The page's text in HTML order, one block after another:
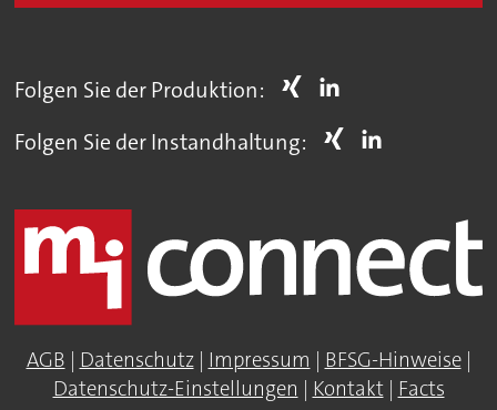
Folgen Sie der Produktion:
Folgen Sie der Instandhaltung:
AGB | Datenschutz| Impressum | BFSG-Hinweise|
Datenschutz-Einstellungen | Kontakt| Facts